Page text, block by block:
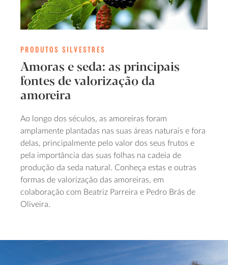
PRODUTOS SILVESTRES
Amoras e seda: as principais
fontes de valorização da
amoreira
Ao longo dos séculos, as amoreiras foram
amplamente plantadas nas suas áreas naturais e fora
delas, principalmente pelo valor dos seus frutos e
pela importância das suas folhas na cadeia de
produção da seda natural. Conheça estas e outras
formas de valorização das amoreiras, em
colaboração com Beatriz Parreira e Pedro Brás de
Oliveira.